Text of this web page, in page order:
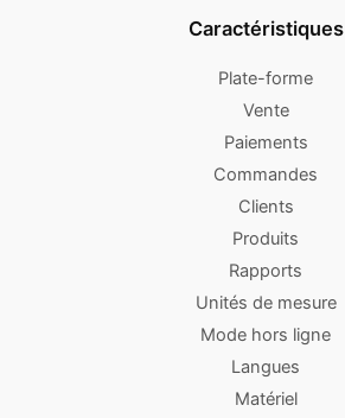
Caractéristiques
Plate-forme
Vente
Paiements
Commandes
Clients
Produits
Rapports
Unités de mesure
Mode hors ligne
Langues
Matériel